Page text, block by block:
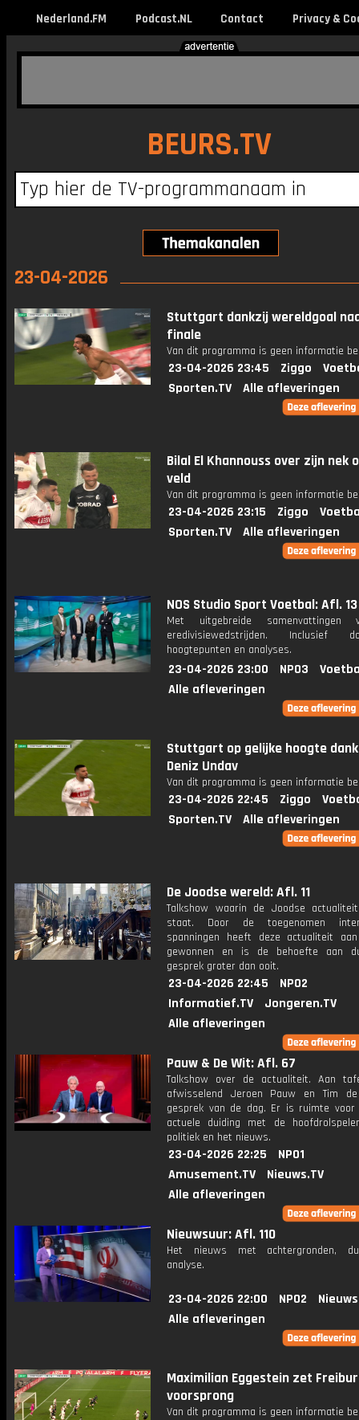
Nederland.FM Podcast.NL Contact Privacy &
BEURS.TV
23-04-2026
Stuttgart dankzij wereldgoal
finale
Van dit programma is geen informatie
23-04-2026 23:45 Ziggo
Sporten.TV
Alle afleveringen
Bilal El Khannouss over zijn nek
veld
Van dit programma is geen informatie
23-04-2026 23:15 Ziggo
Sporten.TV
Alle afleveringen
NOS Studio Sport Voetbal: Afl. 13
Met uitgebreide samenvattingen
eredivisiewedstrijden. Inclusief
hoogtepunten en analyses.
23-04-2026 23:00 NPO3
Alle afleveringen
Stuttgart op gelijke hoogte
Deniz Undav
Van dit programma is geen informatie
23-04-2026 22:45 Ziggo
Sporten.TV
Alle afleveringen
De Joodse wereld: Afl. 11
Talkshow waarin de Joodse
staat. Door de toegenomen
spanningen heeft deze actualiteit
gewonnen en is de behoefte aan
gesprek groter dan ooit.
23-04-2026 22:45
NPO2
Informatief.TV
Jongeren.TV
Alle afleveringen
Pauw & De Wit: Afl. 67
Talkshow over de actualiteit. Aan
afwisselend Jeroen Pauw en Tim
gesprek van de dag. Er is ruimte
actuele duiding met de
politiek en het nieuws.
23-04-2026 22:25
NPO1
Amusement.TV
Nieuws.TV
Alle afleveringen
Nieuwsuur: Afl. 110
Het nieuws met achtergronden,
analyse.
23-04-2026 22:00 NPO2
Alle afleveringen
Maximilian Eggestein zet
voorsprong
Van dit programma is geen informatie